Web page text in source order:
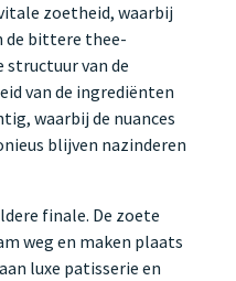
zoetheid, waarbij
de bittere thee-
structuur van de
van de ingrediënten
waarbij de nuances
blijven nazinderen
finale. De zoete
weg en maken plaats
luxe patisserie en